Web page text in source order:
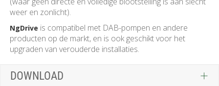
weer en zonlicht).
NgDrive is compatibel met DAB-pompen en andere
producten op de markt, en is ook geschikt voor het
upgraden van verouderde installaties.
DOWNLOAD